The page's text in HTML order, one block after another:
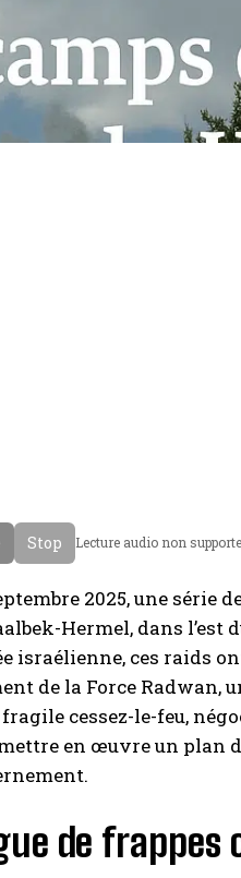
Stop Lecture audio non
2025, une série
Hermel, dans
israélienne, ces raids
de la Force Radwan,
cessez-le-feu,
mettre en œuvre un plan
de frappes